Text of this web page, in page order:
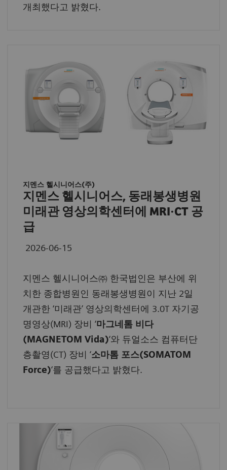
개최했다고 밝혔다.
지멘스 헬시니어스(주)
지멘스 헬시니어스, 동래봉생병원
미래관 영상의학센터에 MRI·CT 공
급
2026-06-15
지멘스 헬시니어스㈜ 한국법인은 부산에 위
치한 종합병원인 동래봉생병원이 지난 2일
개관한 ‘미래관’ 영상의학센터에 3.0T 자기공
명영상(MRI) 장비 ‘마그네톰 비다
(MAGNETOM Vida)‘와 듀얼소스 컴퓨터단
층촬영(CT) 장비 ‘소마톰 포스(SOMATOM
Force)‘를 공급했다고 밝혔다.